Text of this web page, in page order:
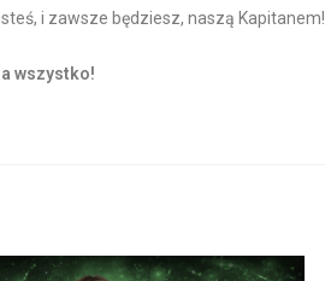
i zawsze będziesz, naszą Kapitanem!
wszystko!